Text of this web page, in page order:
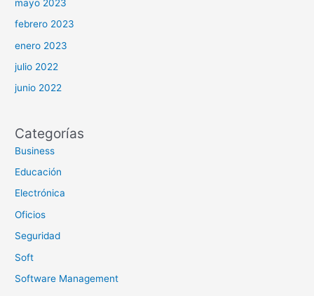
mayo 2023
febrero 2023
enero 2023
julio 2022
junio 2022
Categorías
Business
Educación
Electrónica
Oficios
Seguridad
Soft
Software Management